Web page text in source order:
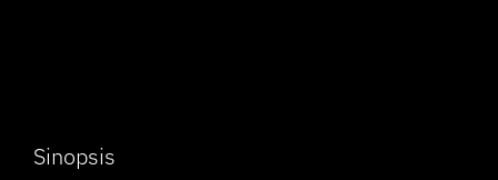
n
Sinopsis